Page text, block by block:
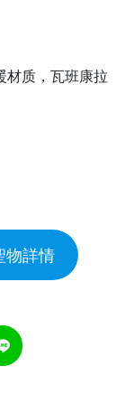
材质，瓦班康拉
物詳情